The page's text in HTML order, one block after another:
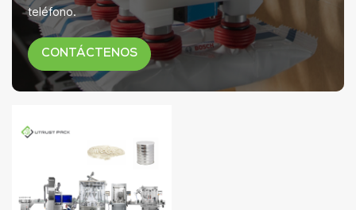
teléfono.
CONTÁCTENOS